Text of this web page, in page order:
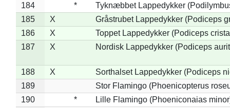
184 *
Tyknæbbet Lappedykker
185
X
Gråstrubet Lappedykker (Podiceps
186
X
Toppet Lappedykker (Podiceps
187
X Nordisk Lappedykker (Podiceps
188 X
Sorthalset Lappedykker (Podiceps
189
Stor Flamingo (Phoenicopterus
190
*
Lille Flamingo (Phoeniconaias